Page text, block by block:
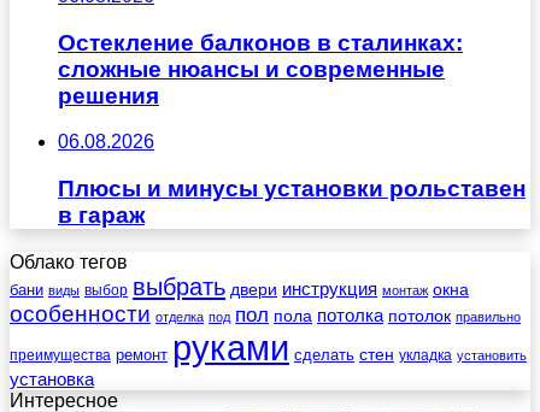
Остекление балконов в сталинках:
сложные нюансы и современные
решения
06.08.2026
Плюсы и минусы установки рольставен
в гараж
Облако тегов
бани виды выбор выбрать двери инструкция монтаж окна
особенности отделка под пол пола потолка потолок правильно
преимущества ремонт руками сделать стен укладка установить
установка
Интересное